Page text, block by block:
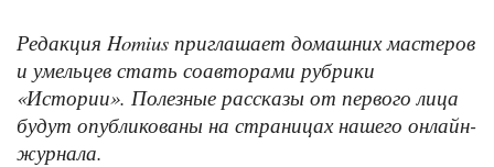
Редакция Homius приглашает домашних мастеров
и умельцев стать соавторами рубрики
«Истории». Полезные рассказы от первого лица
будут опубликованы на страницах нашего онлайн-
журнала.